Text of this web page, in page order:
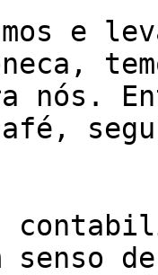
nós.
senso